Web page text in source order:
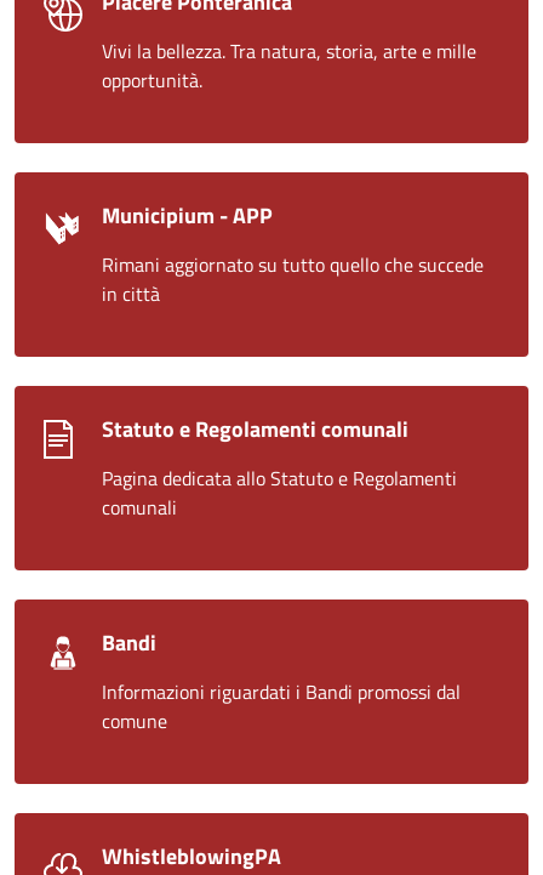
Vivi la bellezza. Tra natura, storia, arte e mille
opportunità.
Municipium - APP
Rimani aggiornato su tutto quello che succede
in città
Statuto e Regolamenti comunali
Pagina dedicata allo Statuto e Regolamenti
comunali
Bandi
Informazioni riguardati i Bandi promossi dal
comune
WhistleblowingPA